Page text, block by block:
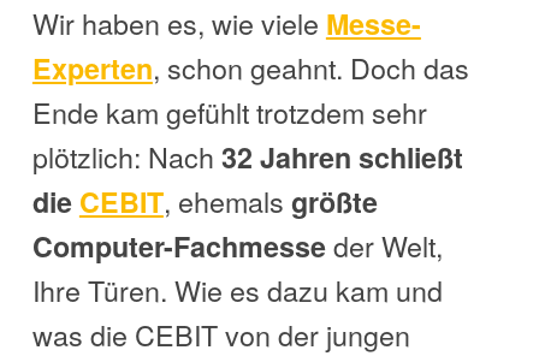
Wir haben es, wie viele Messe-
Experten, schon geahnt. Doch das
Ende kam gefühlt trotzdem sehr
plötzlich: Nach 32 Jahren schließt
die CEBIT, ehemals größte
Computer-Fachmesseder Welt,
Ihre Türen. Wie es dazu kam und
was die CEBIT von der jungen